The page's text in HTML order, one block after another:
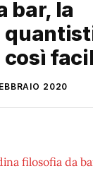
bar, la
così
2020